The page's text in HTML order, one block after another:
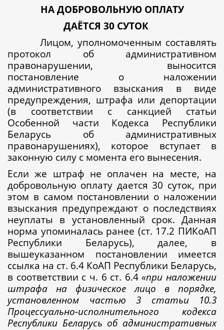
НА ДОБРОВОЛЬНУЮ ОПЛАТУ
ДАЁТСЯ 30 СУТОК
Лицом, уполномоченным составлять
протокол об административном
правонарушении, выносится
постановление о наложении
административного взыскания в виде
предупреждения, штрафа или депортации
(в соответствии с санкцией статьи
Особенной части Кодекса Республики
Беларусь об административных
правонарушениях), которое вступает в
законную силу с момента его вынесения.
Если же штраф не оплачен на месте, на
добровольную оплату дается 30 суток, при
этом в самом постановлении о наложении
взыскания предупреждают о последствиях
неуплаты в установленный срок. Данная
норма упоминалась ранее (ст. 17.2 ПИКоАП
Республики Беларусь), далее, в
вышеуказанном постановлении имеется
ссылка на ст. 6.4 КоАП Республики Беларусь,
в соответствии с ч. 6 ст. 6.4 «при наложении
штрафа на физическое лицо в порядке,
установленном частью 3 статьи 10.3
Процессуально-исполнительного кодекса
Республики Беларусь об административных